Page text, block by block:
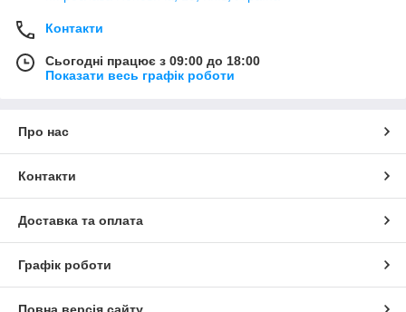
Контакти
Сьогодні працює з 09:00 до 18:00
Показати весь графік роботи
Про нас
Контакти
Доставка та оплата
Графік роботи